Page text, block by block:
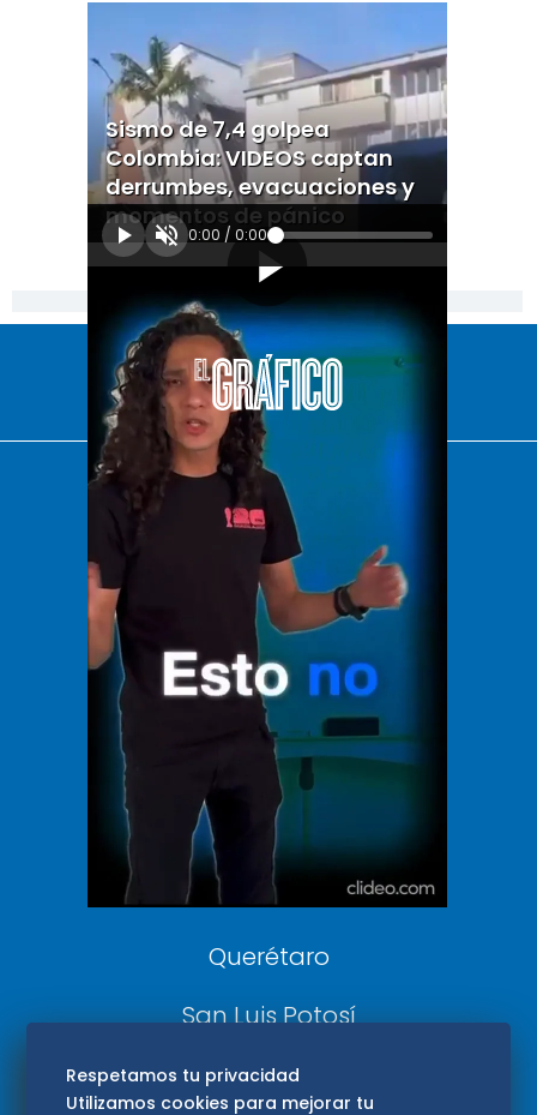
Sismo de 7,4 golpea
Colombia: VIDEOS captan
derrumbes, evacuaciones y
momentos de pánico
0:00 / 0:00
[Publicidad]
El Universal
Vive USA
Clase
De 10 sports
DeDinero
Confabulario
Aviso Oportuno
Consultas
Querétaro
San Luis Potosí
Edomex
Respetamos tu privacidad
Utilizamos cookies para mejorar tu